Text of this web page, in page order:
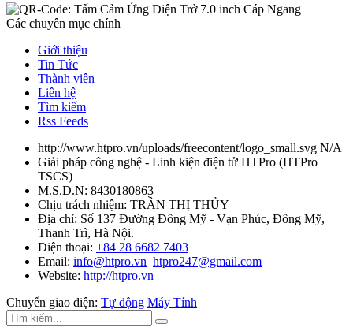
Các chuyên mục chính
Giới thiệu
Tin Tức
Thành viên
Liên hệ
Tìm kiếm
Rss Feeds
http://www.htpro.vn/uploads/freecontent/logo_small.svg N/A
Giải pháp công nghệ - Linh kiện điện tử HTPro (HTPro
TSCS)
M.S.D.N: 8430180863
Chịu trách nhiệm: TRẦN THỊ THỦY
Địa chỉ: Số 137 Đường Đông Mỹ - Vạn Phúc, Đông Mỹ,
Thanh Trì, Hà Nội.
Điện thoại: +84 28 6682 7403
Email: info@htpro.vn htpro247@gmail.com
Website: http://htpro.vn
Chuyển giao diện: Tự động Máy Tính